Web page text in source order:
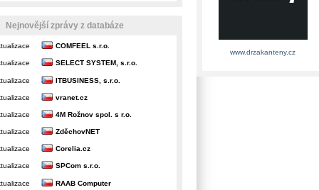
Nejnovější zprávy z databáze
COMFEEL s.r.o.
SELECT SYSTEM, s.r.o.
ITBUSINESS, s.r.o.
vranet.cz
4M Rožnov spol. s r.o.
ZděchovNET
Corelia.cz
SPCom s.r.o.
RAAB Computer
www.drzakanteny.cz